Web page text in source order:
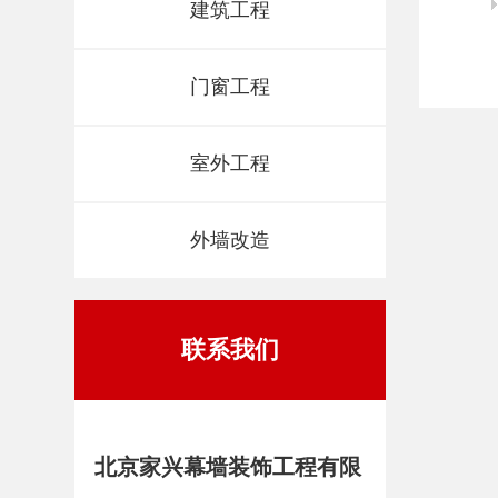
建筑工程
门窗工程
室外工程
外墙改造
联系我们
北京家兴幕墙装饰工程有限